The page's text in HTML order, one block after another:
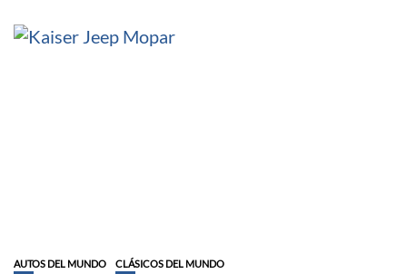
AUTOS DEL MUNDO CLÁSICOS DEL MUNDO